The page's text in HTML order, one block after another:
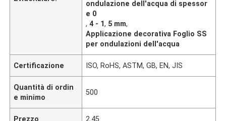
ondulazione dell'acqua di spessor
e 0
,4 - 1, 5 mm,
Applicazione decorativa Foglio SS
per ondulazioni dell'acqua
Certificazione ISO, RoHS, ASTM, GB, EN, JIS
Quantità di ordin
e minimo
500
Prezzo 2.45